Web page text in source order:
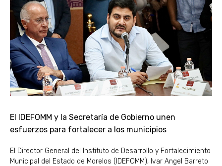
El IDEFOMM y la Secretaría de Gobierno unen
esfuerzos para fortalecer a los municipios
El Director General del Instituto de Desarrollo y Fortalecimiento
Municipal del Estado de Morelos (IDEFOMM), Ivar Angel Barreto